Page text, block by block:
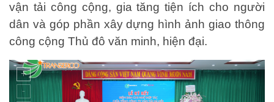
vận tải công cộng, gia tăng tiện ích cho người
dân và góp phần xây dựng hình ảnh giao thông
công cộng Thủ đô văn minh, hiện đại.